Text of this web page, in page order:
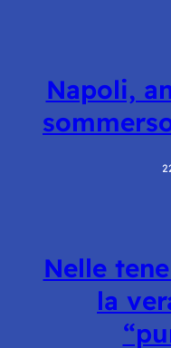
Napoli,
Nelle
la